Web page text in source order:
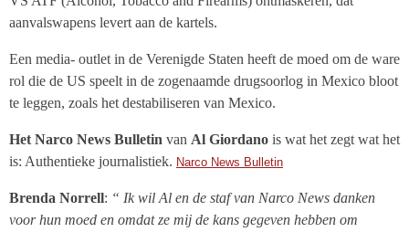
aanvalswapens levert aan de kartels.
Een media- outlet in de Verenigde Staten heeft de moed om de ware
rol die de US speelt in de zogenaamde drugsoorlog in Mexico bloot
te leggen, zoals het destabiliseren van Mexico.
Het Narco News Bulletin van Al Giordano is wat het zegt wat het
is: Authentieke journalistiek. Narco News Bulletin
Brenda Norrell: “ Ik wil Al en de staf van Narco News danken
voor hun moed en omdat ze mij de kans gegeven hebben om